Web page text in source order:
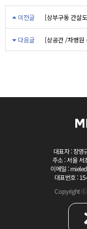
이전글 [상부구동 간살
다음글 [상공간 /차병원
대표자 : 장
주소 : 서울 서
이메일 :
대표번호 :
Copyright ⓒ